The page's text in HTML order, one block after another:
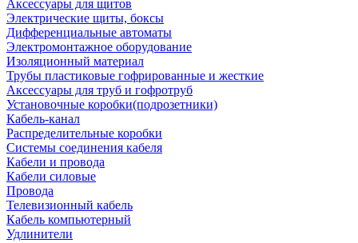
Аксессуары для щитов
Электрические щиты, боксы
Дифференциальные автоматы
Электромонтажное оборудование
Изоляционный материал
Трубы пластиковые гофрированные и жесткие
Аксессуары для труб и гофротруб
Установочные коробки(подрозетники)
Кабель-канал
Распределительные коробки
Системы соединения кабеля
Кабели и провода
Кабели силовые
Провода
Телевизионный кабель
Кабель компьютерный
Удлинители